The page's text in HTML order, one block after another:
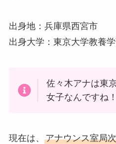
出身地：兵庫県西宮市
出身大学：東京大学教養
佐々木アナは東
女子なんですね！
現在は、 アナウンス室局